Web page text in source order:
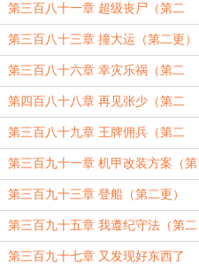
第三百八十一章 超级丧尸（第二
更）
第三百八十三章 撞大运（第二更）
第三百八十六章 幸灾乐祸（第二
更）
第四百八十八章 再见张少（第二
更）
第三百八十九章 王牌佣兵（第二
更）
第三百九十一章 机甲改装方案（第
二更）
第三百九十三章 登船（第二更）
第三百九十五章 我遵纪守法（第二
更）
第三百九十七章 又发现好东西了